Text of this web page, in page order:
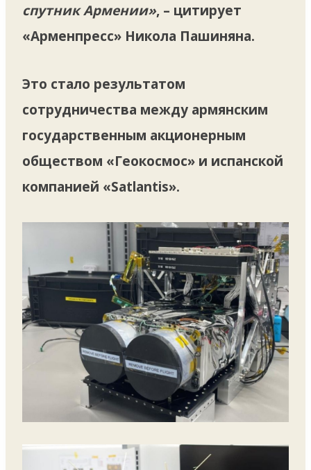
спутник Армении», – цитирует
«Арменпресс» Никола Пашиняна.
Это стало результатом
сотрудничества между армянским
государственным акционерным
обществом «Геокосмос» и испанской
компанией «Satlantis».